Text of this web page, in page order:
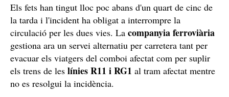
Els fets han tingut lloc poc abans d'un quart de cinc de
la tarda i l'incident ha obligat a interrompre la
circulació per les dues vies. La companyia ferroviària
gestiona ara un servei alternatiu per carretera tant per
evacuar els viatgers del comboi afectat com per suplir
els trens de les línies R11 i RG1 al tram afectat mentre
no es resolgui la incidència.